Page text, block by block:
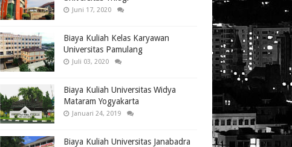
Juni 17, 2020
Biaya Kuliah Kelas Karyawan
Universitas Pamulang
Juli 03, 2020
Biaya Kuliah Universitas Widya
Mataram Yogyakarta
Januari 24, 2019
Biaya Kuliah Universitas Janabadra